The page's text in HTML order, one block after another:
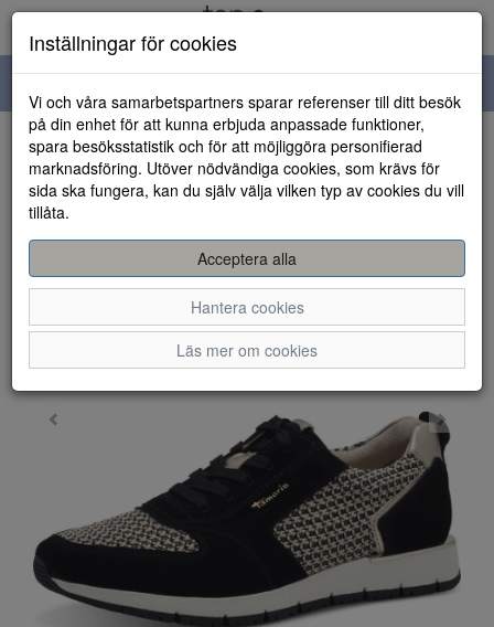
navigation
HEM
Inställningar för cookies
Vi och våra samarbetspartners sparar referenser till ditt besök
på din enhet för att kunna erbjuda anpassade funktioner,
spara besöksstatistik och för att möjliggöra personifierad
marknadsföring. Utöver nödvändiga cookies, som krävs för
sida ska fungera, kan du själv välja vilken typ av cookies du vill
tillåta.
Acceptera alla
Hantera cookies
Läs mer om cookies